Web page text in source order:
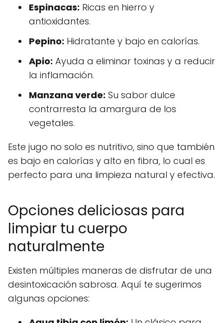
Espinacas: Ricas en hierro y
antioxidantes.
Pepino: Hidratante y bajo en calorías.
Apio: Ayuda a eliminar toxinas y a reducir
la inflamación.
Manzana verde: Su sabor dulce
contrarresta la amargura de los
vegetales.
Este jugo no solo es nutritivo, sino que también
es bajo en calorías y alto en fibra, lo cual es
perfecto para una limpieza natural y efectiva.
Opciones deliciosas para
limpiar tu cuerpo
naturalmente
Existen múltiples maneras de disfrutar de una
desintoxicación sabrosa. Aquí te sugerimos
algunas opciones: